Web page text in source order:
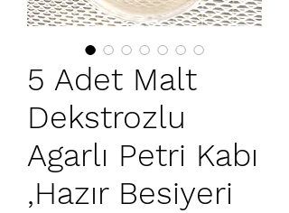
5 Adet Malt
Dekstrozlu
Agarlı Petri Kabı
,Hazır Besiyeri